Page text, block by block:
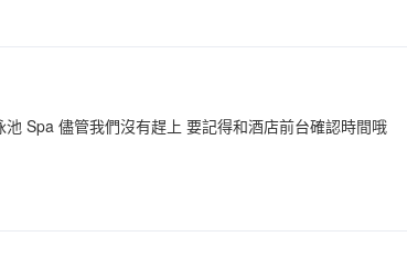
Spa 儘管我們沒有趕上 要記得和酒店前台確認時間哦